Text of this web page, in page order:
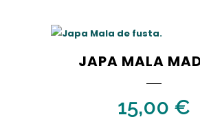
JAPA MALA
15,00 €